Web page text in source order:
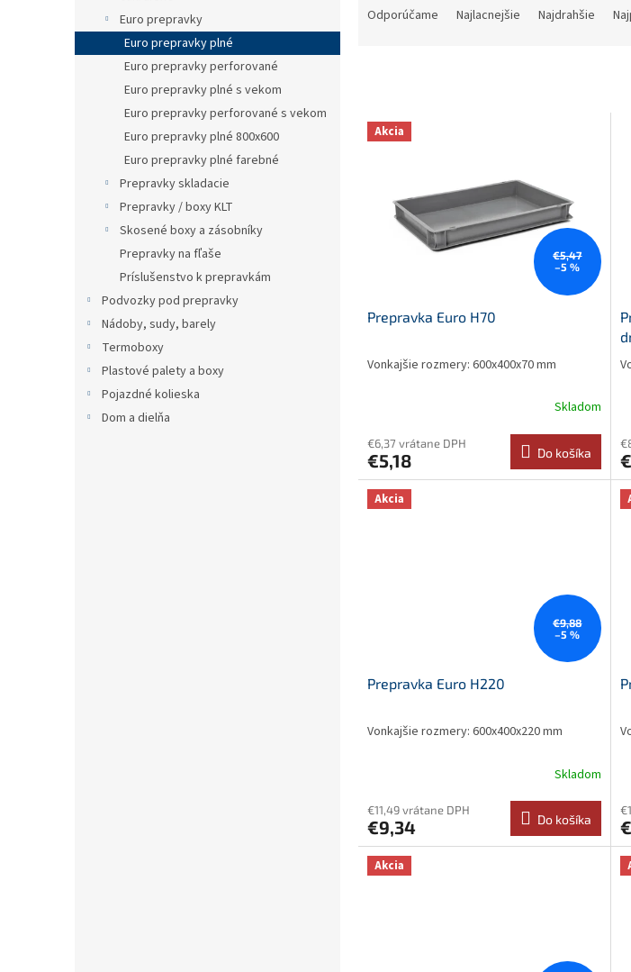
Euro prepravky
Euro prepravky plné
Euro prepravky perforované
Euro prepravky plné s vekom
Euro prepravky perforované s vekom
Euro prepravky plné 800x600
Euro prepravky plné farebné
Prepravky skladacie
Prepravky / boxy KLT
Skosené boxy a zásobníky
Prepravky na fľaše
Príslušenstvo k prepravkám
Podvozky pod prepravky
Nádoby, sudy, barely
Termoboxy
Plastové palety a boxy
Pojazdné kolieska
Dom a dielňa
Odporúčame Najlacnejšie Najdrahšie
V Akcia
€5,47
–5 %
Prepravka Euro H70
Vonkajšie rozmery: 600x400x70 mm
Skladom
€6,37 vrátane DPH
€5,18 Do košíka
Akcia
€9,88
–5 %
Prepravka Euro H220
Vonkajšie rozmery: 600x400x220 mm
Skladom
€11,49 vrátane DPH
€9,34 Do košíka
Akcia